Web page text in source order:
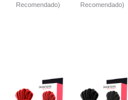
Recomendado)
Recomendado)